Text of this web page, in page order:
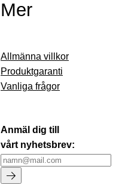
Mer
Allmänna villkor
Produktgaranti
Vanliga frågor
Anmäl dig till
vårt nyhetsbrev: